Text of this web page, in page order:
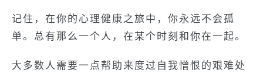
记住，在你的心理健康之旅中，你永远不会孤
单。总有那么一个人，在某个时刻和你在一起。
大多数人需要一点帮助来度过自我憎恨的艰难处